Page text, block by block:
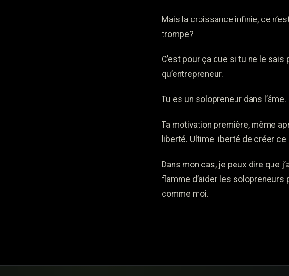
Mais la croissance infinie, ce
trompe?
C’est pour ça que si tu ne le sais
qu’entrepreneur.
Tu es un solopreneur dans l’âme.
Ta motivation première, même
liberté. Ultime liberté de créer ce
Dans mon cas, je peux dire que
flamme d’aider les
comme moi.